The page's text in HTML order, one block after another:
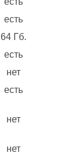
есть
64 Гб.
есть
нет
есть
нет
нет